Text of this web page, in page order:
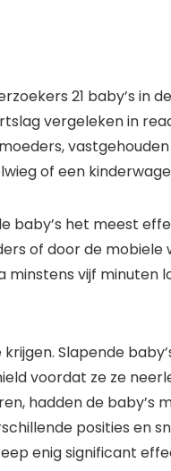
21 baby’s in
vergeleken in
of een
baby’s het meest
of door de mobiele
vijf minuten
Slapende
voordat ze ze
hadden de baby’s
posities en
enig significant